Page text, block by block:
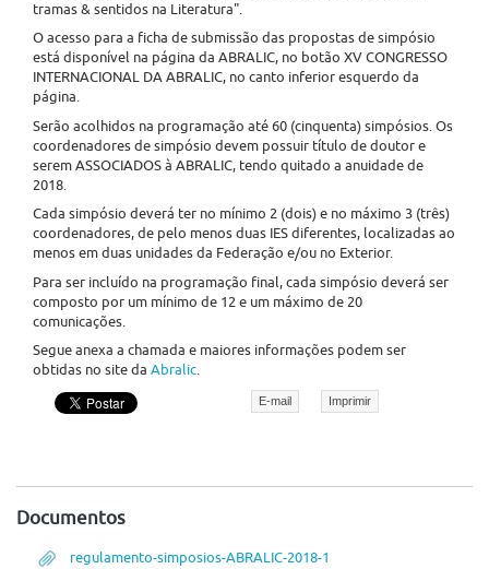
tramas & sentidos na Literatura".
O acesso para a ficha de submissão das propostas de simpósio
está disponível na página da ABRALIC, no botão XV CONGRESSO
INTERNACIONAL DA ABRALIC, no canto inferior esquerdo da
página.
Serão acolhidos na programação até 60 (cinquenta) simpósios. Os
coordenadores de simpósio devem possuir título de doutor e
serem ASSOCIADOS à ABRALIC, tendo quitado a anuidade de
2018.
Cada simpósio deverá ter no mínimo 2 (dois) e no máximo 3 (três)
coordenadores, de pelo menos duas IES diferentes, localizadas ao
menos em duas unidades da Federação e/ou no Exterior.
Para ser incluído na programação final, cada simpósio deverá ser
composto por um mínimo de 12 e um máximo de 20
comunicações.
Segue anexa a chamada e maiores informações podem ser
obtidas no site da Abralic.
E-mail Imprimir
Documentos
regulamento-simposios-ABRALIC-2018-1